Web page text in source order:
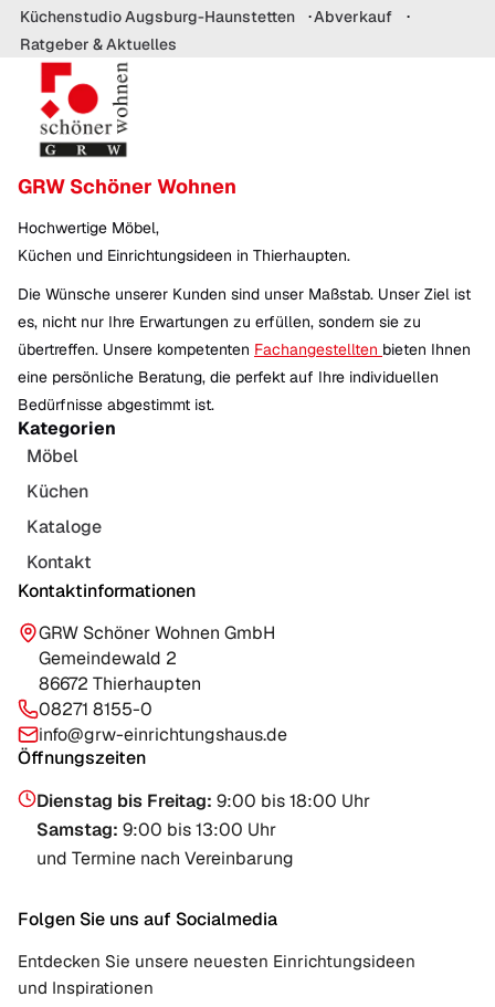
Küchenstudio Augsburg-Haunstetten
Abverkauf
Ratgeber & Aktuelles
GRW Schöner Wohnen
Hochwertige Möbel,
Küchen und Einrichtungsideen in Thierhaupten.
Die Wünsche unserer Kunden sind unser Maßstab. Unser Ziel ist
es, nicht nur Ihre Erwartungen zu erfüllen, sondern sie zu
übertreffen. Unsere kompetenten Fachangestellten bieten Ihnen
eine persönliche Beratung, die perfekt auf Ihre individuellen
Bedürfnisse abgestimmt ist.
Kategorien
Möbel
Küchen
Kataloge
Kontakt
Kontaktinformationen
GRW Schöner Wohnen GmbH
Gemeindewald 2
86672 Thierhaupten
08271 8155-0
info@grw-einrichtungshaus.de
Öffnungszeiten
Dienstag bis Freitag: 9:00 bis 18:00 Uhr
Samstag: 9:00 bis 13:00 Uhr
und Termine nach Vereinbarung
Folgen Sie uns auf Socialmedia
Entdecken Sie unsere neuesten Einrichtungsideen
und Inspirationen